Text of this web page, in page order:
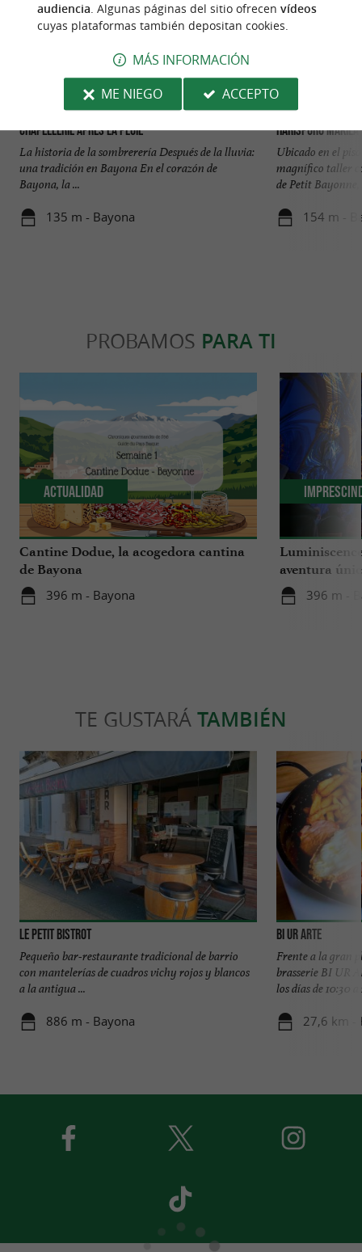
Chapellerie Après La Pluie
La historia de la sombrerería Después de la lluvia:
una tradición en Bayona En el corazón de
Bayona, la ...
135 m - Bayona
Harispuru Makila
Ubicado en el
magnífico taller
de Petit Bayonne,
154 m -
PROBAMOS PARA TI
Cantine Dodue, la acogedora cantina
de Bayona
396 m - Bayona
Actualidad
aventura
catedral de
396 m -
TE GUSTARÁ TAMBIÉN
Le Petit Bistrot
Pequeño bar-restaurante tradicional de barrio
con mantelerías de cuadros vichy rojos y blancos
a la antigua ...
886 m - Bayona
Bi Ur Arte
Frente a la gran
brasserie BI UR
los días de 10:30
27,6 km -
audiencia. Algunas páginas del sitio ofrecen vídeos
cuyas plataformas también depositan cookies.
MÁS INFORMACIÓN
ME NIEGO
ACCEPTO